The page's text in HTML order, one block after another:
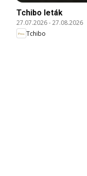
Tchibo leták
27.07.2026-27.08.2026
Tchibo